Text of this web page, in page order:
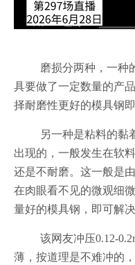
磨损分两种，一种
具要做了一定数量的产
择耐磨性更好的模具钢
另一种是粘料的黏
出现的，一般发生在软
还是不耐磨。这一般是
在肉眼看不见的微观细
量好的模具钢，即可解决
该网友冲压0.12-
薄，按道理是不难冲的